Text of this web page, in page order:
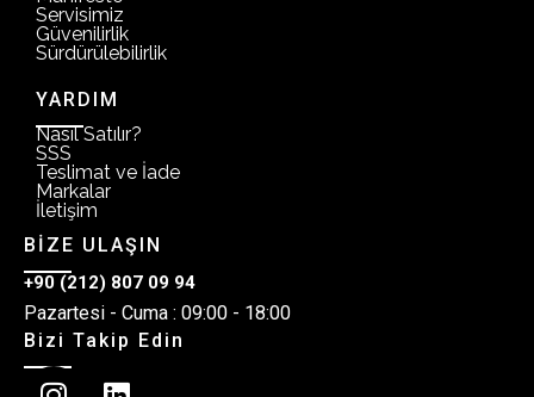
Servisimiz
Güvenilirlik
Sürdürülebilirlik
YARDIM
Nasıl Satılır?
SSS
Teslimat ve İade
Markalar
İletişim
BİZE ULAŞIN
+90 (212) 807 09 94
Pazartesi - Cuma : 09:00 - 18:00
Bizi Takip Edin